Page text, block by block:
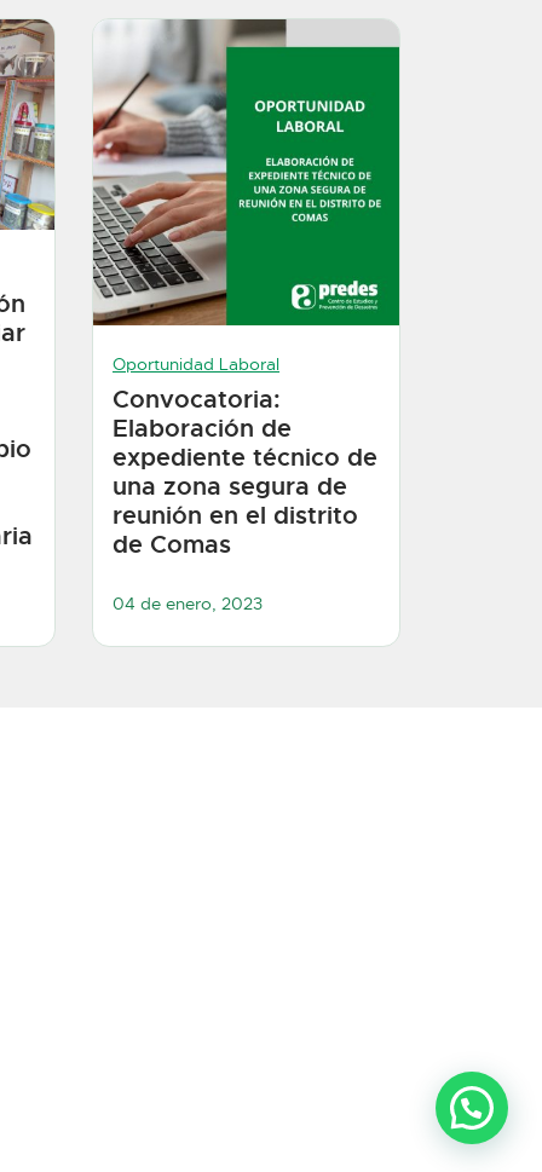
Oportunidad Laboral
Convocatoria:
Elaboración de
expediente técnico de
una zona segura de
reunión en el distrito
de Comas
04 de enero, 2023